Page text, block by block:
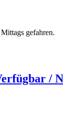
gefahren.
/